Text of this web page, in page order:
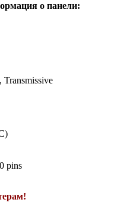
о панели:
pins